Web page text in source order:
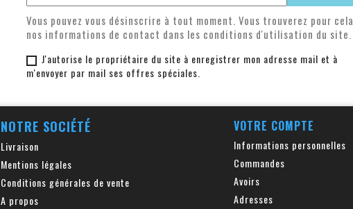
Vous pouvez vous désinscrire à tout moment. Vous trouverez pour cela
nos informations de contact dans les conditions d'utilisation du site.
J'autorise le propriétaire du site à enregistrer mon adresse mail et à
m'envoyer par mail ses offres spéciales.
NOTRE SOCIÉTÉ
Livraison
Mentions légales
Conditions générales de vente
A propos
VOTRE COMPTE
Informations personnelles
Commandes
Avoirs
Adresses